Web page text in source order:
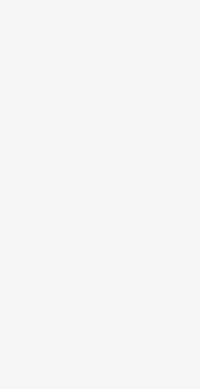
těchto prodejnách: